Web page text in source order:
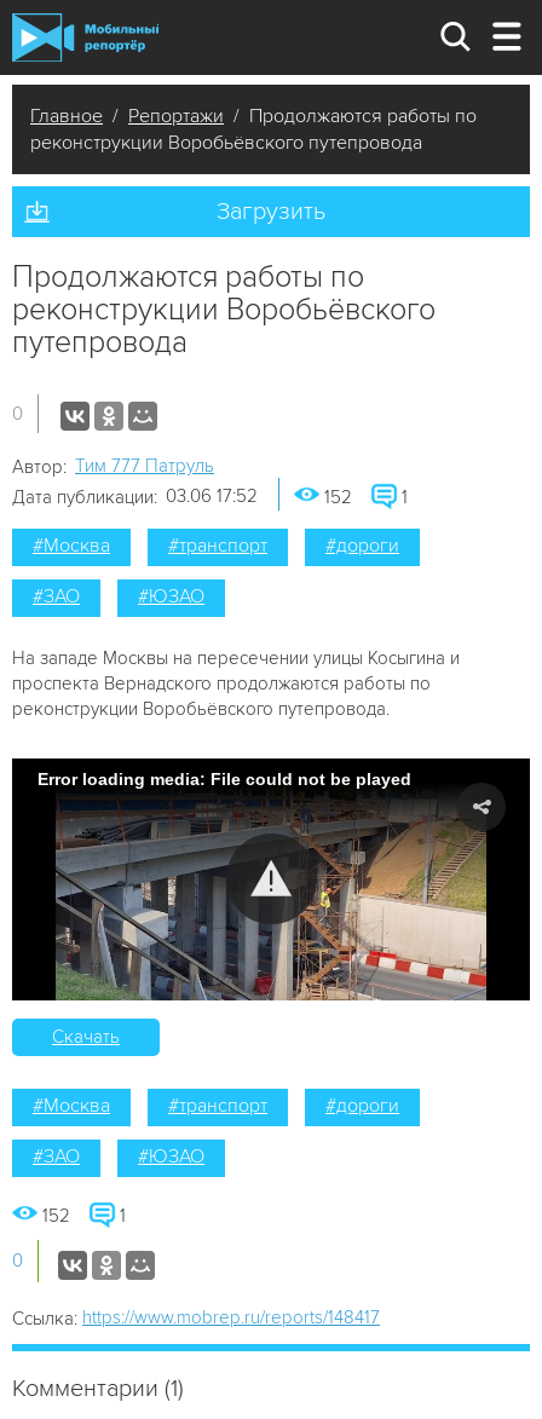
Главное / Репортажи / Продолжаются работы по
реконструкции Воробьёвского путепровода
Загрузить
Продолжаются работы по
реконструкции Воробьёвского
путепровода
0
Автор: Tим 777 Патруль
Дата публикации: 03.06 17:52 152 1
#Москва #транспорт #дороги
#ЗАО #ЮЗАО
На западе Москвы на пересечении улицы Косыгина и
проспекта Вернадского продолжаются работы по
реконструкции Воробьёвского путепровода.
Error loading media: File could not be played
Скачать
#Москва #транспорт #дороги
#ЗАО #ЮЗАО
152 1
0
Ссылка: https://www.mobrep.ru/reports/148417
Комментарии (1)